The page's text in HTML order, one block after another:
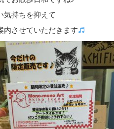
気持ちを抑えて
内させていただきます